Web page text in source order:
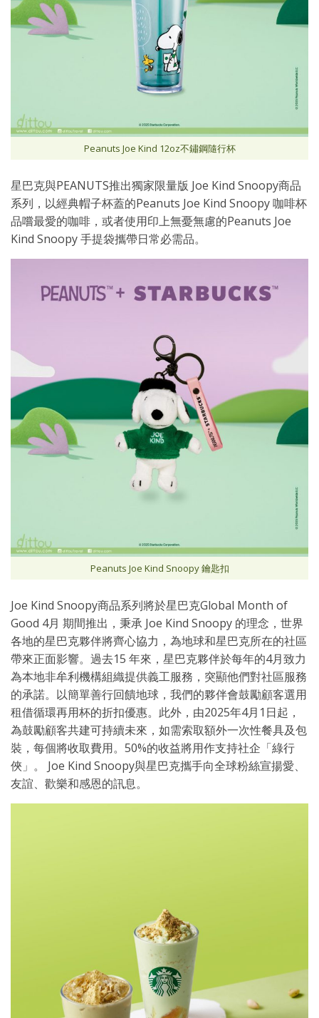
Peanuts Joe Kind 12oz不鏽鋼隨行杯
星巴克與PEANUTS推出獨家限量版 Joe Kind Snoopy商品
系列，以經典帽子杯蓋的Peanuts Joe Kind Snoopy 咖啡杯
品嚐最愛的咖啡，或者使用印上無憂無慮的Peanuts Joe
Kind Snoopy 手提袋攜帶日常必需品。
Peanuts Joe Kind Snoopy 鑰匙扣
Joe Kind Snoopy商品系列將於星巴克Global Month of
Good 4月 期間推出，秉承 Joe Kind Snoopy 的理念，世界
各地的星巴克夥伴將齊心協力，為地球和星巴克所在的社區
帶來正面影響。過去15 年來，星巴克夥伴於每年的4月致力
為本地非牟利機構組織提供義工服務，突顯他們對社區服務
的承諾。以簡單善行回饋地球，我們的夥伴會鼓勵顧客選用
租借循環再用杯的折扣優惠。此外，由2025年4月1日起，
為鼓勵顧客共建可持續未來，如需索取額外一次性餐具及包
裝，每個將收取費用。50%的收益將用作支持社企「綠行
俠」。 Joe Kind Snoopy與星巴克攜手向全球粉絲宣揚愛、
友誼、歡樂和感恩的訊息。